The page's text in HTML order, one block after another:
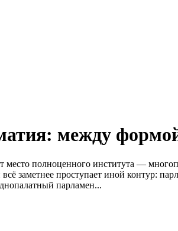
между
полноценного института —
заметнее проступает иной контур:
парламен...